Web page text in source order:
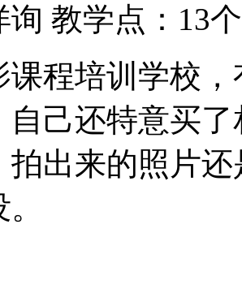
询 教学点：13个
课程培训学校
自己还特意买
拍出来的照片